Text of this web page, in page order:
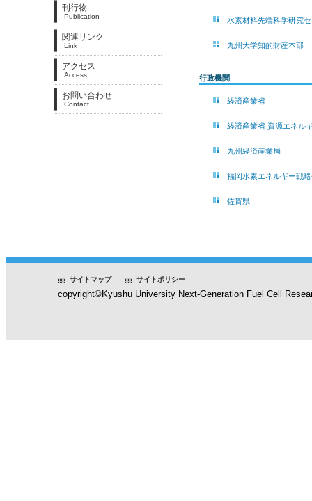
水素材料先端科学研究
九州大学知的財産本部
行政機関
経済産業省
経済産業省 資源エネル
九州経済産業局
福岡水素エネルギー戦
佐賀県
刊行物
Publication
関連リンク
Link
アクセス
Access
お問い合わせ
Contact
サイトマップ サイトポリシー
copyright©Kyushu University Next-Generation Fuel Cell